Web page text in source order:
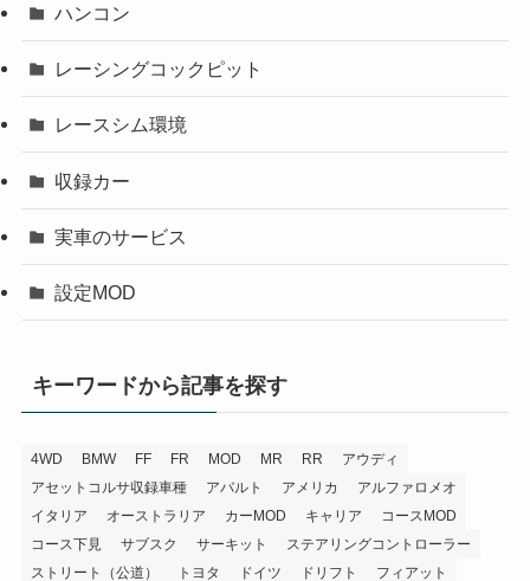
ハンコン
レーシングコックピット
レースシム環境
収録カー
実車のサービス
設定MOD
キーワードから記事を探す
4WD BMW FF FR MOD MR RR
アウディ
アセットコルサ収録車種
アバルト アメリカ
アルファロメオ
イタリア
オーストラリア カーMOD キャリア
コースMOD
コース下見
サブスク サーキット
ステアリングコントローラー
ストリート（公道）
トヨタ ドイツ ドリフト フィアット